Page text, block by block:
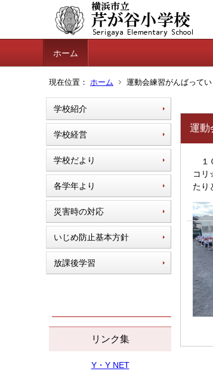
ホーム
現在位置： ホーム 運動会練習がんばってい
学校紹介
学校経営
学校だより
各学年より
災害時の対応
いじめ防止基本方針
放課後学習
リンク集
Y・Y NET
運動
１
コリ
たり